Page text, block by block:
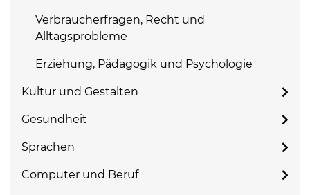
Verbraucherfragen, Recht und
Alltagsprobleme
Erziehung, Pädagogik und Psychologie
Kultur und Gestalten
Gesundheit
Sprachen
Computer und Beruf